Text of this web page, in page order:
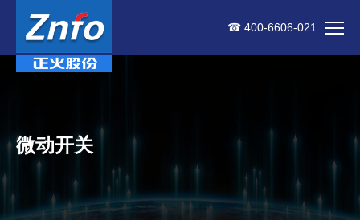
☎ 400-6606-021
微动开关